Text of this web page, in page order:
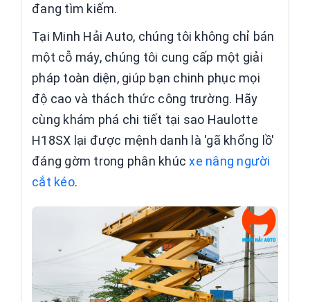
đang tìm kiếm.
Tại Minh Hải Auto, chúng tôi không chỉ bán
một cỗ máy, chúng tôi cung cấp một giải
pháp toàn diện, giúp bạn chinh phục mọi
độ cao và thách thức công trường. Hãy
cùng khám phá chi tiết tại sao Haulotte
H18SX lại được mệnh danh là 'gã khổng lồ'
đáng gờm trong phân khúcxe nâng người
cắt kéo.